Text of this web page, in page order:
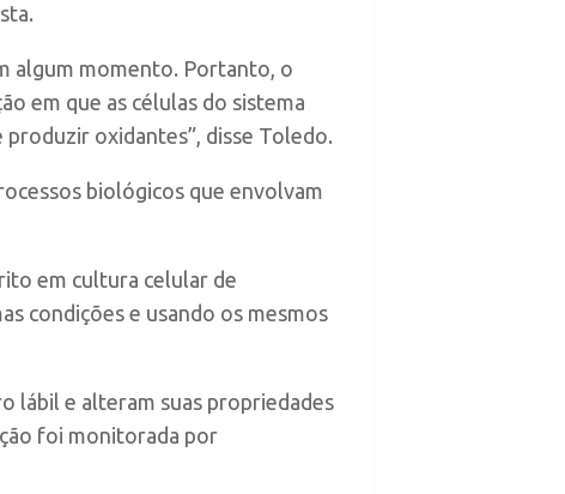
algum momento. Portanto, o
em que as células do sistema
oxidantes”, disse Toledo.
biológicos que envolvam
em cultura celular de
condições e usando os mesmos
lábil e alteram suas propriedades
foi monitorada por